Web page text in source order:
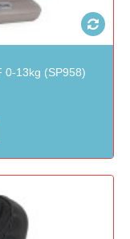
0-13kg (SP958)